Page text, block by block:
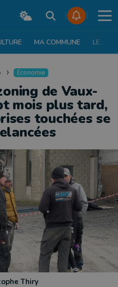
MA COMMUNE LE JT
Economie
de Vaux-
mois plus tard,
touchées se
Thiry